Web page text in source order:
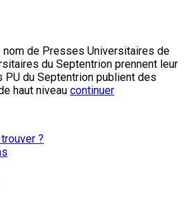
de Presses Universitaires de
du Septentrion prennent leur
PU du Septentrion publient des
haut niveau continuer
?